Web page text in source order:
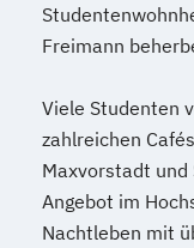
Freimann
Viele Studenten
zahlreichen
Maxvorstadt und
Angebot im
Nachtleben mit